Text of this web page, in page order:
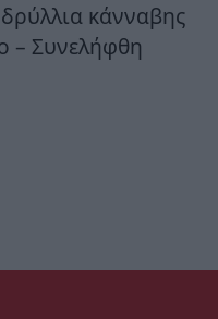
κάνναβης
– Συνελήφθη